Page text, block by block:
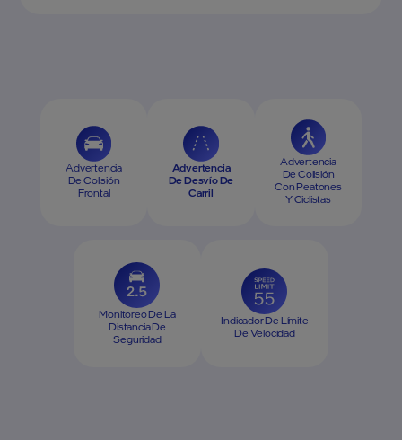
Advertencia
De Colisión
Frontal
Advertencia
De Desvío De
Carril
Advertencia
De Colisión
Con Peatones
Y Ciclistas
Monitoreo De La
Distancia De
Seguridad
Indicador De Límite
De Velocidad